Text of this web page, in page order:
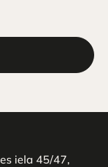
iela 45/47,